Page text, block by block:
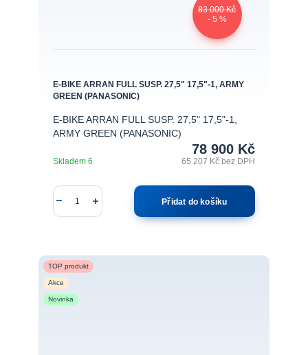
83 000 Kč
- 5 %
E-BIKE ARRAN FULL SUSP. 27,5" 17,5"-1, ARMY
GREEN (PANASONIC)
E-BIKE ARRAN FULL SUSP. 27,5" 17,5"-1,
ARMY GREEN (PANASONIC)
78 900 Kč
65 207 Kčbez DPH
Skladem 6
Přidat do košíku
TOP produkt
Akce
Novinka